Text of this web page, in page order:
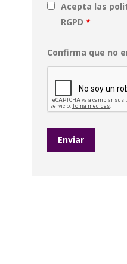
Acepta las
RGPD *
Confirma que no